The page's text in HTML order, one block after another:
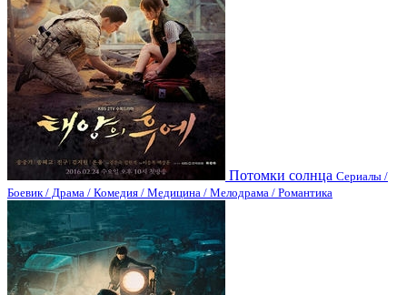
Потомки солнца Сериалы /
Боевик / Драма / Комедия / Медицина / Мелодрама / Романтика